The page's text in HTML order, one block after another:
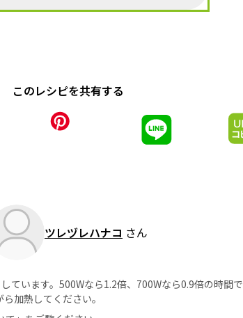
このレシピを共有する
ツレヅレハナコ さん
ています。500Wなら1.2倍、700Wなら0.9倍の時間
加熱してください。